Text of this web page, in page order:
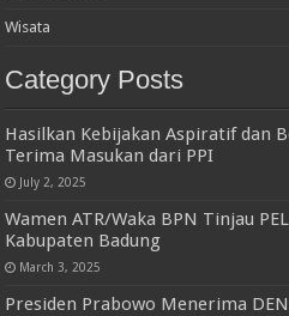
Wisata
Category Posts
Hasilkan Kebijakan Aspiratif dan
Terima Masukan dari PPI
July 2, 2025
Wamen ATR/Waka BPN Tinjau
Kabupaten Badung
March 3, 2025
Presiden Prabowo Menerima